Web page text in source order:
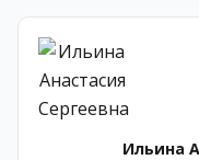
Ильина